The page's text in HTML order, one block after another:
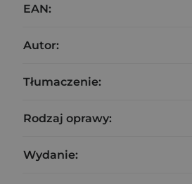
EAN:
Autor:
Tłumaczenie:
Rodzaj oprawy:
Wydanie: